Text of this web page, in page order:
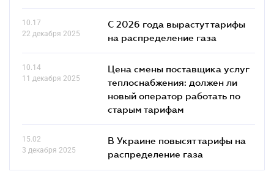
10.17
22 декабря 2025
С 2026 года вырастут тарифы
на распределение газа
10.14
11 декабря 2025
Цена смены поставщика услуг
теплоснабжения: должен ли
новый оператор работать по
старым тарифам
15.02
3 декабря 2025
В Украине повысят тарифы на
распределение газа